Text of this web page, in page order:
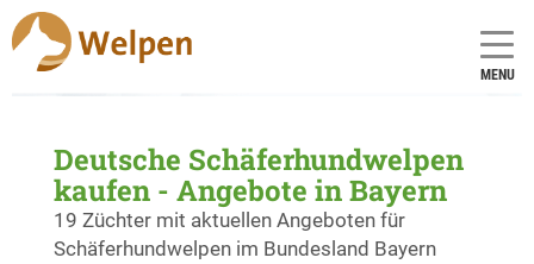
MENU
Deutsche Schäferhundwelpen
kaufen - Angebote in Bayern
19 Züchter mit aktuellen Angeboten für
Schäferhundwelpen im Bundesland Bayern